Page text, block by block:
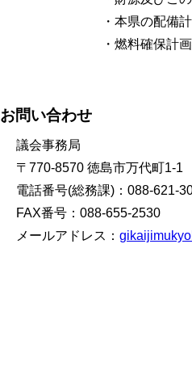
・本県の配備
・燃料確保計
お問い合わせ
議会事務局
〒770-8570 徳島市万代町1-1
電話番号(総務課)：088-621-
FAX番号：088-655-2530
メールアドレス：